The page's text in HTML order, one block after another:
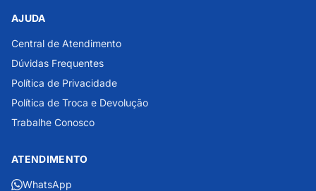
AJUDA
Central de Atendimento
Dúvidas Frequentes
Política de Privacidade
Política de Troca e Devolução
Trabalhe Conosco
ATENDIMENTO
WhatsApp